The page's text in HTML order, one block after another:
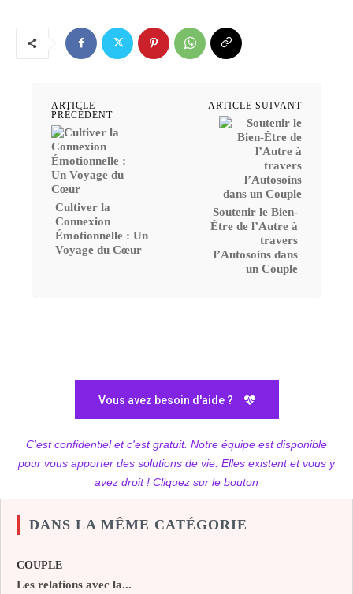
ARTICLE
PRÉCÉDENT
Cultiver la
Connexion
Émotionnelle : Un
Voyage du Cœur
ARTICLE SUIVANT
Soutenir le Bien-
Être de l’Autre à
travers
l’Autosoins dans
un Couple
Vous avez besoin d'aide ?
C'est confidentiel et c'est gratuit. Notre équipe est disponible
pour vous apporter des solutions de vie. Elles existent et vous y
avez droit ! Cliquez sur le bouton
DANS LA MÊME CATÉGORIE
COUPLE
Les relations avec la...